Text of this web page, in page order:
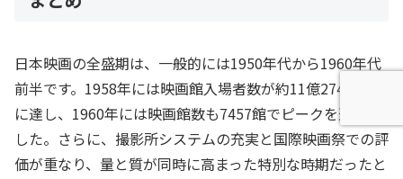
日本映画の全盛期は、一般的には1950年代から1960年代
前半です。1958年には映画館入場者数が約11億2745万人
に達し、1960年には映画館数も7457館でピークを迎えま
した。さらに、撮影所システムの充実と国際映画祭での評
価が重なり、量と質が同時に高まった特別な時期だったと